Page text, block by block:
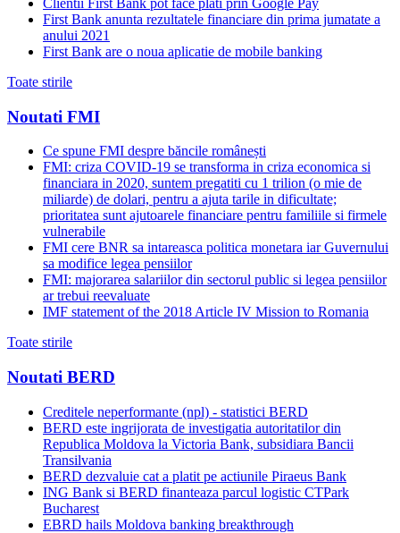
First Bank anunta rezultatele financiare din prima jumatate a
anului 2021
First Bank are o noua aplicatie de mobile banking
Toate stirile
Noutati FMI
Ce spune FMI despre băncile românești
FMI: criza COVID-19 se transforma in criza economica si
financiara in 2020, suntem pregatiti cu 1 trilion (o mie de
miliarde) de dolari, pentru a ajuta tarile in dificultate;
prioritatea sunt ajutoarele financiare pentru familiile si firmele
vulnerabile
FMI cere BNR sa intareasca politica monetara iar Guvernului
sa modifice legea pensiilor
FMI: majorarea salariilor din sectorul public si legea pensiilor
ar trebui reevaluate
IMF statement of the 2018 Article IV Mission to Romania
Toate stirile
Noutati BERD
Creditele neperformante (npl) - statistici BERD
BERD este ingrijorata de investigatia autoritatilor din
Republica Moldova la Victoria Bank, subsidiara Bancii
Transilvania
BERD dezvaluie cat a platit pe actiunile Piraeus Bank
ING Bank si BERD finanteaza parcul logistic CTPark
Bucharest
EBRD hails Moldova banking breakthrough